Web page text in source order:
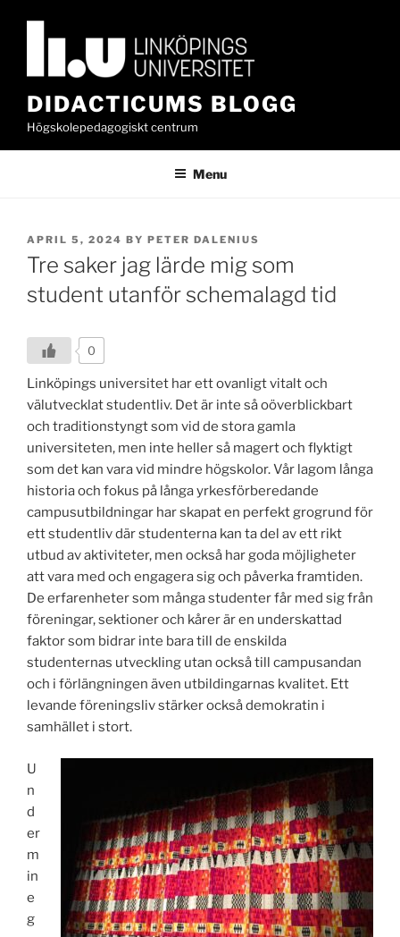
DIDACTICUMS BLOGG
Högskolepedagogiskt centrum
Menu
POSTED
ON
APRIL 5, 2024 BY PETER DALENIUS
Tre saker jag lärde mig som
student utanför schemalagd tid
0
Linköpings universitet har ett ovanligt vitalt och
välutvecklat studentliv. Det är inte så oöverblickbart
och traditionstyngt som vid de stora gamla
universiteten, men inte heller så magert och flyktigt
som det kan vara vid mindre högskolor. Vår lagom långa
historia och fokus på långa yrkesförberedande
campusutbildningar har skapat en perfekt grogrund för
ett studentliv där studenterna kan ta del av ett rikt
utbud av aktiviteter, men också har goda möjligheter
att vara med och engagera sig och påverka framtiden.
De erfarenheter som många studenter får med sig från
föreningar, sektioner och kårer är en underskattad
faktor som bidrar inte bara till de enskilda
studenternas utveckling utan också till campusandan
och i förlängningen även utbildingarnas kvalitet. Ett
levande föreningsliv stärker också demokratin i
samhället i stort.
U
n
d
er
m
in
e
g